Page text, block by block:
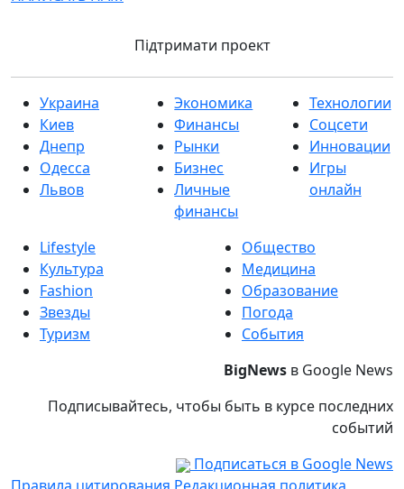
Підтримати проект
Украина
Киев
Днепр
Одесса
Львов
Экономика
Финансы
Рынки
Бизнес
Личные
финансы
Технологии
Соцсети
Инновации
Игры
онлайн
Lifestyle
Культура
Fashion
Звезды
Туризм
Общество
Медицина
Образование
Погода
События
BigNews в Google News
Подписывайтесь, чтобы быть в курсе последних
событий
Подписаться в Google News